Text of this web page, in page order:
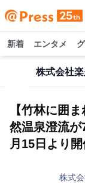
新着 エンタメ
株式会社
【竹林に囲
然温泉澄流
月15日より開
株式